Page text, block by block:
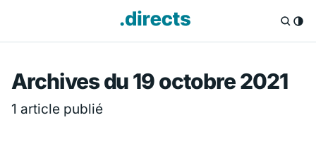
Directs.fr —
Archives du 19 octobre 2021
1 article publié